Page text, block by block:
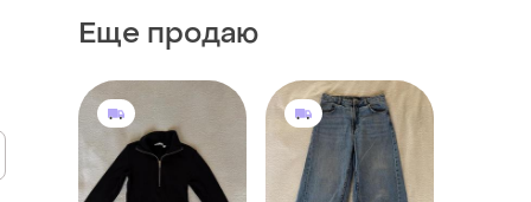
Еще продаю